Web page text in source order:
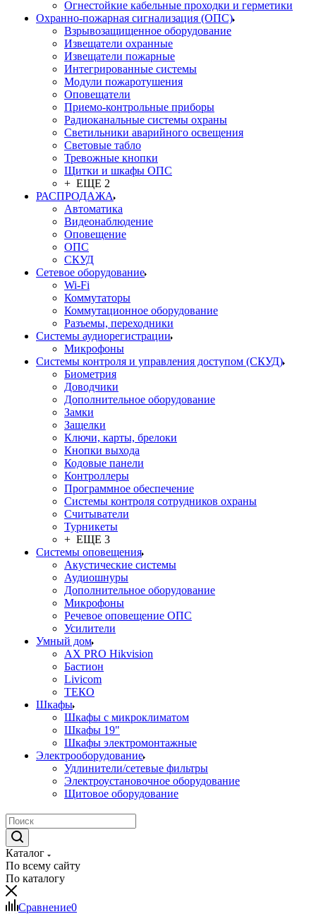
Огнестойкие кабельные проходки и герметики
Охранно-пожарная сигнализация (ОПС)
Взрывозащищенное оборудование
Извещатели охранные
Извещатели пожарные
Интегрированные системы
Модули пожаротушения
Оповещатели
Приемо-контрольные приборы
Радиоканальные системы охраны
Светильники аварийного освещения
Световые табло
Тревожные кнопки
Щитки и шкафы ОПС
+ ЕЩЕ 2
РАСПРОДАЖА
Автоматика
Видеонаблюдение
Оповещение
ОПС
СКУД
Сетевое оборудование
Wi-Fi
Коммутаторы
Коммутационное оборудование
Разъемы, переходники
Системы аудиорегистрации
Микрофоны
Системы контроля и управления доступом (СКУД)
Биометрия
Доводчики
Дополнительное оборудование
Замки
Защелки
Ключи, карты, брелоки
Кнопки выхода
Кодовые панели
Контроллеры
Программное обеспечение
Системы контроля сотрудников охраны
Считыватели
Турникеты
+ ЕЩЕ 3
Системы оповещения
Акустические системы
Аудиошнуры
Дополнительное оборудование
Микрофоны
Речевое оповещение ОПС
Усилители
Умный дом
AX PRO Hikvision
Бастион
Livicom
ТЕКО
Шкафы
Шкафы с микроклиматом
Шкафы 19"
Шкафы электромонтажные
Электрооборудование
Удлинители/сетевые фильтры
Электроустановочное оборудование
Щитовое оборудование
Каталог
По всему сайту
По каталогу
Сравнение0